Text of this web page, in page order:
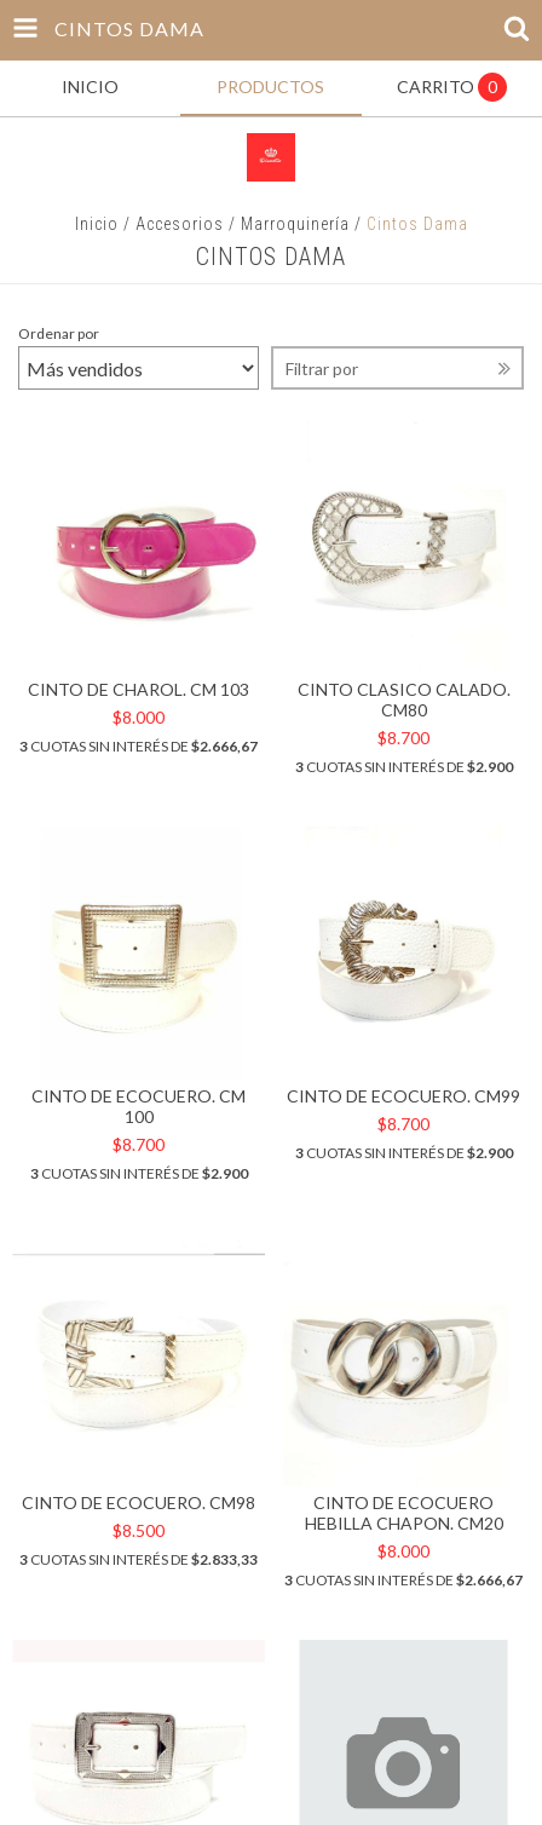
CINTOS DAMA
INICIO PRODUCTOS CARRITO 0
Inicio / Accesorios / Marroquinería / Cintos Dama
CINTOS DAMA
Ordenar por
Filtrar por
CINTO DE CHAROL. CM 103
$8.000
3 CUOTAS SIN INTERÉS DE $2.666,67
CINTO CLASICO CALADO.
CM80
$8.700
3CUOTAS SIN INTERÉS DE $2.900
CINTO DE ECOCUERO. CM
100
$8.700
3CUOTAS SIN INTERÉS DE $2.900
CINTO DE ECOCUERO. CM99
$8.700
3CUOTAS SIN INTERÉS DE $2.900
CINTO DE ECOCUERO. CM98
$8.500
3 CUOTAS SIN INTERÉS DE $2.833,33
CINTO DE ECOCUERO
HEBILLA CHAPON. CM20
$8.000
3 CUOTAS SIN INTERÉS DE $2.666,67